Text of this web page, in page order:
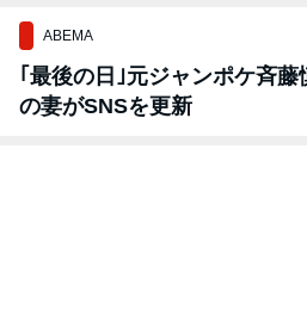
ABEMA
｢最後の日｣元ジャンポケ斉藤
の妻がSNSを更新